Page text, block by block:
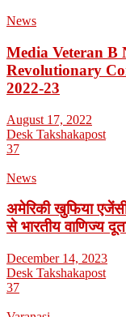
News
Media Veteran B
Revolutionary
2022-23
August 17, 2022
Desk Takshakapost
37
News
अमेरिकी खुफिया
से भारतीय वाणिज्य
December 14, 2023
Desk Takshakapost
37